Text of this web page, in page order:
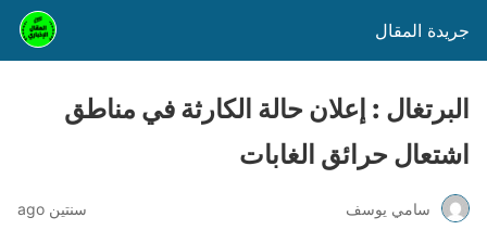
جريدة المقال
البرتغال : إعلان حالة الكارثة في مناطق
اشتعال حرائق الغابات
سامي يوسف سنتين ago